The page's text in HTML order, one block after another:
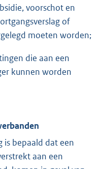
voorschot en
of
moeten worden;
die aan een
kunnen worden
is bepaald dat een
aan een